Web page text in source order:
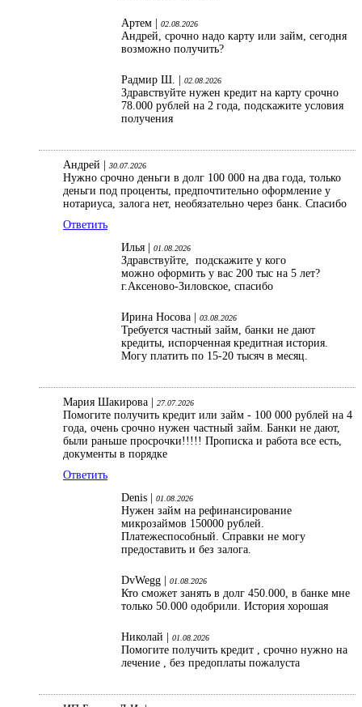
Артем | 02.08.2026
Андрей, срочно надо карту или займ, сегодня
возможно получить?
Радмир Ш. | 02.08.2026
Здравствуйте нужен кредит на карту срочно
78.000 рублей на 2 года, подскажите условия
получения
Андрей | 30.07.2026
Нужно срочно деньги в долг 100 000 на два года, только
деньги под проценты, предпочтительно оформление у
нотариуса, залога нет, необязательно через банк. Спасибо
Ответить
Илья |
01.08.2026
Здравствуйте, подскажите у кого
можно оформить у вас 200 тыс на 5 лет?
г.Аксеново-Зиловское, спасибо
Ирина Носова | 03.08.2026
Требуется частный займ, банки не дают
кредиты, испорченная кредитная история.
Могу платить по 15-20 тысяч в месяц.
Мария Шакирова | 27.07.2026
Помогите получить кредит или займ - 100 000 рублей на 4
года, очень срочно нужен частный займ. Банки не дают,
были раньше просрочки!!!!! Прописка и работа все есть,
документы в порядке
Ответить
Denis |
01.08.2026
Нужен займ на рефинансирование
микрозаймов 150000 рублей.
Платежеспособный. Справки не могу
предоставить и без залога.
DvWegg | 01.08.2026
Кто сможет занять в долг 450.000, в банке мне
только 50.000 одобрили. История хорошая
Николай | 01.08.2026
Помогите получить кредит , срочно нужно на
лечение , без предоплаты пожалуста